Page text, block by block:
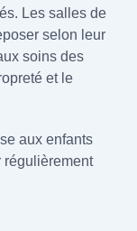
Les salles de
selon leur
soins des
et le
aux enfants